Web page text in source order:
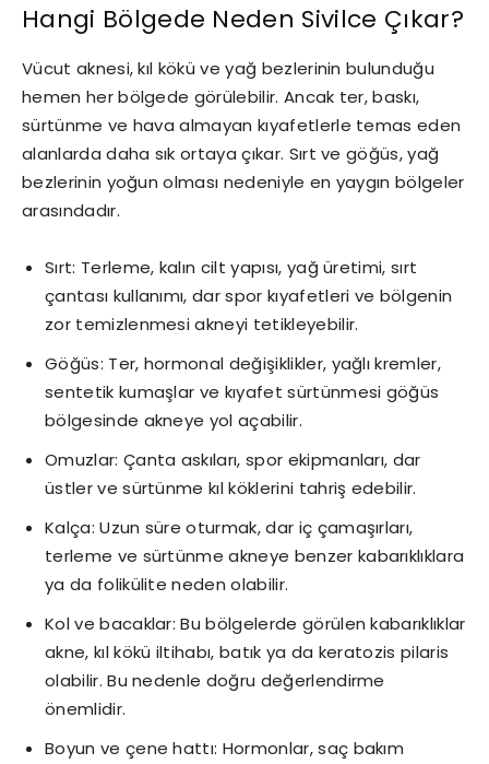
Hangi Bölgede Neden Sivilce Çıkar?
Vücut aknesi, kıl kökü ve yağ bezlerinin bulunduğu
hemen her bölgede görülebilir. Ancak ter, baskı,
sürtünme ve hava almayan kıyafetlerle temas eden
alanlarda daha sık ortaya çıkar. Sırt ve göğüs, yağ
bezlerinin yoğun olması nedeniyle en yaygın bölgeler
arasındadır.
Sırt: Terleme, kalın cilt yapısı, yağ üretimi, sırt
çantası kullanımı, dar spor kıyafetleri ve bölgenin
zor temizlenmesi akneyi tetikleyebilir.
Göğüs: Ter, hormonal değişiklikler, yağlı kremler,
sentetik kumaşlar ve kıyafet sürtünmesi göğüs
bölgesinde akneye yol açabilir.
Omuzlar: Çanta askıları, spor ekipmanları, dar
üstler ve sürtünme kıl köklerini tahriş edebilir.
Kalça: Uzun süre oturmak, dar iç çamaşırları,
terleme ve sürtünme akneye benzer kabarıklıklara
ya da folikülite neden olabilir.
Kol ve bacaklar: Bu bölgelerde görülen kabarıklıklar
akne, kıl kökü iltihabı, batık ya da keratozis pilaris
olabilir. Bu nedenle doğru değerlendirme
önemlidir.
Boyun ve çene hattı: Hormonlar, saç bakım